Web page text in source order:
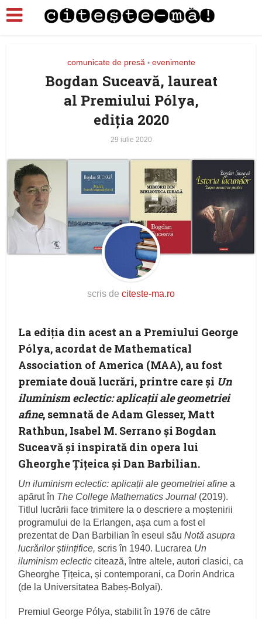
comunicate de presă • evenimente
Bogdan Suceavă, laureat
al Premiului Pólya,
ediția 2020
29 iulie 2020
scris de citeste-ma.ro
La ediția din acest an a Premiului George
Pólya, acordat de Mathematical
Association of America (MAA), au fost
premiate două lucrări, printre care și Un
iluminism eclectic: aplicații ale geometriei
afine, semnată de Adam Glesser, Matt
Rathbun, Isabel M. Serrano și Bogdan
Suceavă și inspirată din opera lui
Gheorghe Țițeica și Dan Barbilian.
Un iluminism eclectic: aplicații ale geometriei afine a
apărut în The College Mathematics Journal (2019).
Titlul lucrării face trimitere la o descriere a moștenirii
programului de la Erlangen, așa cum a fost el
prezentat de Dan Barbilian în eseul săuNotă asupra
lucrărilor științifice,scris în 1940. Lucrarea Un
iluminism eclecticcitează, între altele, autori clasici, ca
Gheorghe Țițeica, și contemporani, ca Dorin Andrica
(de la Universitatea Babeș-Bolyai).
Premiul George Pólya, stabilit în 1976 de către